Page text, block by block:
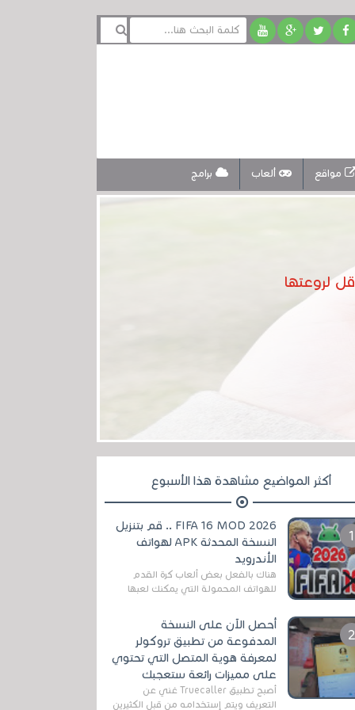
مواقع ألعاب برامج
أكثر المواضيع مشاهدة هذا الأسبوع
FIFA 16 MOD 2026 .. قم بتنزيل
النسخة المحدثة APK لهواتف
الأندرويد
هناك بالفعل بعض ألعاب كرة القدم
للهواتف المحمولة التي يمكنك لعبها
مثل EA Sports ...
أحصل الآن على النسخة
المدفوعة من تطبيق تروكولر
لمعرفة هوية المتصل التي تحتوي
على مميزات رائعة ستعجبك
أصبح تطبيق Truecaller غني عن
التعريف ويتم إستخدامه من قبل الكثيرين